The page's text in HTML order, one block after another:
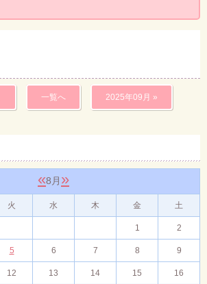
一覧へ 2025年09月 »
«8月 »
火 水 木 金 土
1 2
5 6 7 8 9
12 13 14 15 16